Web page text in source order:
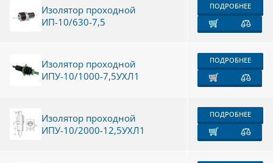
Изолятор проходной
ИП-10/630-7,5
ПОДРОБНЕЕ
Изолятор проходной
ИПУ-10/1000-7,5УХЛ1
ПОДРОБНЕЕ
Изолятор проходной
ИПУ-10/2000-12,5УХЛ1
ПОДРОБНЕЕ